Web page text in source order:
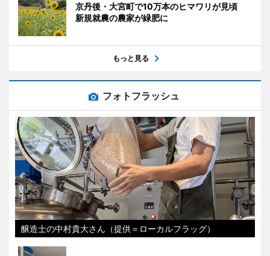
京丹後・大宮町で10万本のヒマワリが見頃
新規就農の農家が緑肥に
もっと見る
フォトフラッシュ
醸造士の中村貴大さん（提供＝ローカルフラッグ）